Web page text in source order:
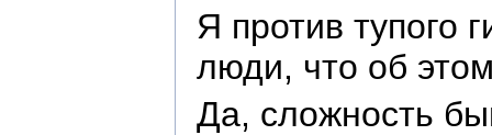
Я против тупого
люди, что об
Да, сложность